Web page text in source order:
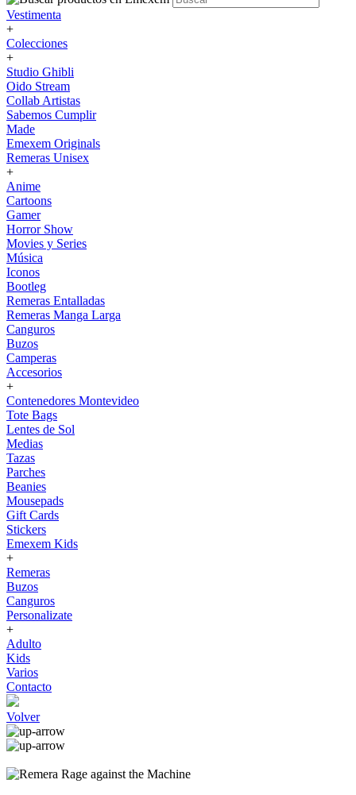
Vestimenta
+
Colecciones
+
Studio Ghibli
Oido Stream
Collab Artistas
Sabemos Cumplir
Made
Emexem Originals
Remeras Unisex
+
Anime
Cartoons
Gamer
Horror Show
Movies y Series
Música
Iconos
Bootleg
Remeras Entalladas
Remeras Manga Larga
Canguros
Buzos
Camperas
Accesorios
+
Contenedores Montevideo
Tote Bags
Lentes de Sol
Medias
Tazas
Parches
Beanies
Mousepads
Gift Cards
Stickers
Emexem Kids
+
Remeras
Buzos
Canguros
Personalizate
+
Adulto
Kids
Varios
Contacto
Volver